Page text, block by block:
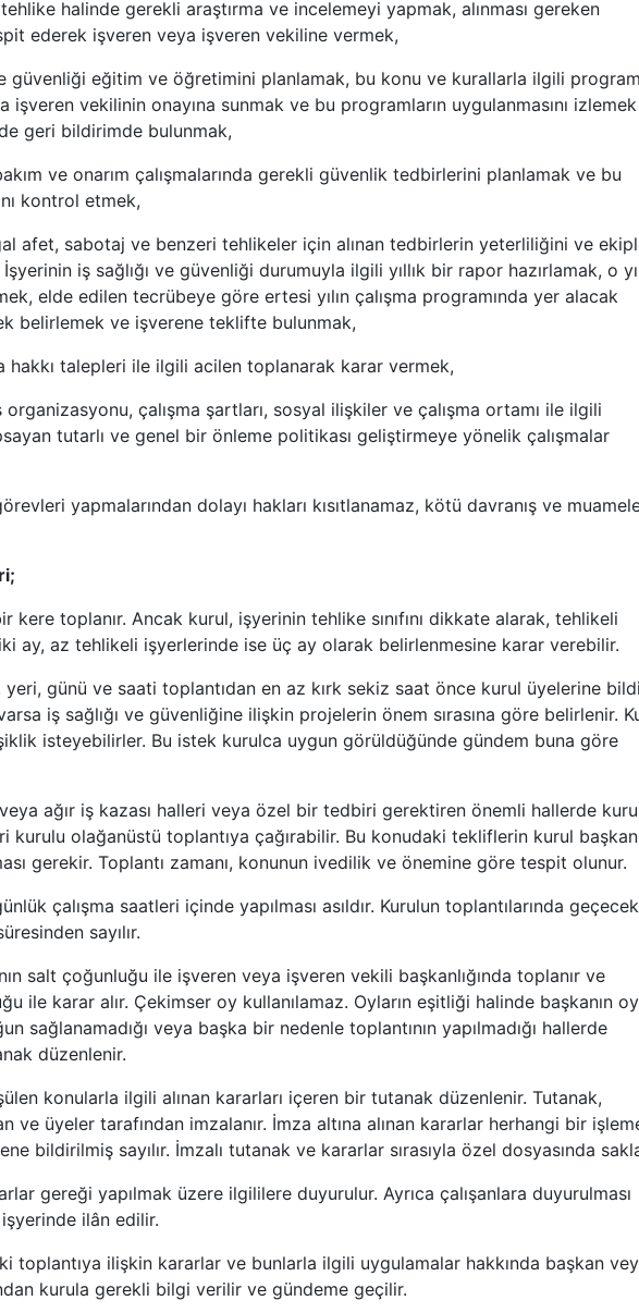
halinde gerekli araştırma ve incelemeyi yapmak, alınması gereken
ederek işveren veya işveren vekiline vermek,
güvenliği eğitim ve öğretimini planlamak, bu konu ve kurallarla ilgili
işveren vekilinin onayına sunmak ve bu programların uygulanmasını
geri bildirimde bulunmak,
ve onarım çalışmalarında gerekli güvenlik tedbirlerini planlamak ve bu
kontrol etmek,
afet, sabotaj ve benzeri tehlikeler için alınan tedbirlerin yeterliliğini ve
İşyerinin iş sağlığı ve güvenliği durumuyla ilgili yıllık bir rapor hazırlamak, o
elde edilen tecrübeye göre ertesi yılın çalışma programında yer alacak
belirlemek ve işverene teklifte bulunmak,
hakkı talepleri ile ilgili acilen toplanarak karar vermek,
çalışma şartları, sosyal ilişkiler ve çalışma ortamı ile ilgili
tutarlı ve genel bir önleme politikası geliştirmeye yönelik çalışmalar
yapmalarından dolayı hakları kısıtlanamaz, kötü davranış ve
kere toplanır. Ancak kurul, işyerinin tehlike sınıfını dikkate alarak, tehlikeli
ay, az tehlikeli işyerlerinde ise üç ay olarak belirlenmesine karar verebilir.
yeri, günü ve saati toplantıdan en az kırk sekiz saat önce kurul üyelerine
iş sağlığı ve güvenliğine ilişkin projelerin önem sırasına göre belirlenir.
isteyebilirler. Bu istek kurulca uygun görüldüğünde gündem buna göre
ağır iş kazası halleri veya özel bir tedbiri gerektiren önemli hallerde
kurulu olağanüstü toplantıya çağırabilir. Bu konudaki tekliflerin kurul
gerekir. Toplantı zamanı, konunun ivedilik ve önemine göre tespit olunur.
çalışma saatleri içinde yapılması asıldır. Kurulun toplantılarında geçecek
sayılır.
salt çoğunluğu ile işveren veya işveren vekili başkanlığında toplanır ve
ile karar alır. Çekimser oy kullanılamaz. Oyların eşitliği halinde başkanın
sağlanamadığı veya başka bir nedenle toplantının yapılmadığı hallerde
düzenlenir.
konularla ilgili alınan kararları içeren bir tutanak düzenlenir. Tutanak,
ve üyeler tarafından imzalanır. İmza altına alınan kararlar herhangi bir
bildirilmiş sayılır. İmzalı tutanak ve kararlar sırasıyla özel dosyasında
gereği yapılmak üzere ilgililere duyurulur. Ayrıca çalışanlara duyurulması
ilân edilir.
toplantıya ilişkin kararlar ve bunlarla ilgili uygulamalar hakkında başkan
kurula gerekli bilgi verilir ve gündeme geçilir.